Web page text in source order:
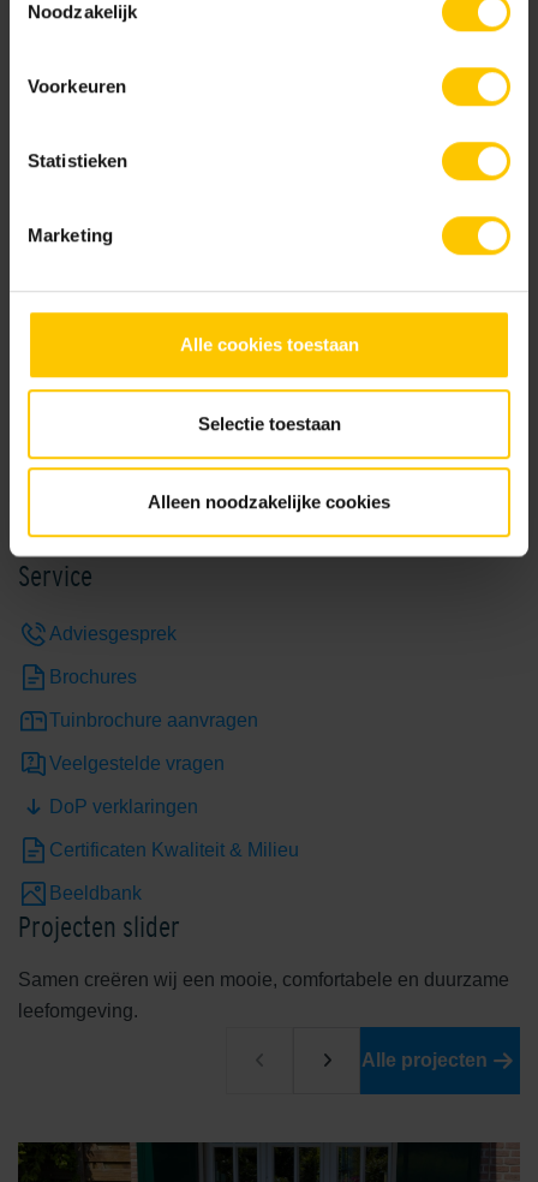
Noodzakelijk
Voorkeuren
Statistieken
Marketing
Alle cookies toestaan
Selectie toestaan
Alleen noodzakelijke cookies
Brochures
Bekijk
Service
Adviesgesprek
Brochures
Tuinbrochure aanvragen
Veelgestelde vragen
DoP verklaringen
Certificaten Kwaliteit & Milieu
Beeldbank
Projecten slider
Samen creëren wij een mooie, comfortabele en duurzame
leefomgeving.
Alle projecten